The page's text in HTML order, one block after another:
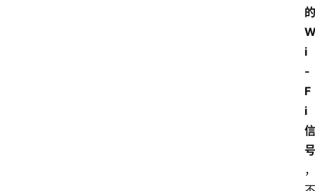
的
i
-
F
i
信
号
，